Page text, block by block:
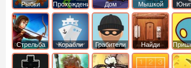
Рыбки Прохождение Дом Мышкой
Cтрельба
из лука
Корабли Грабители
Найди
выход